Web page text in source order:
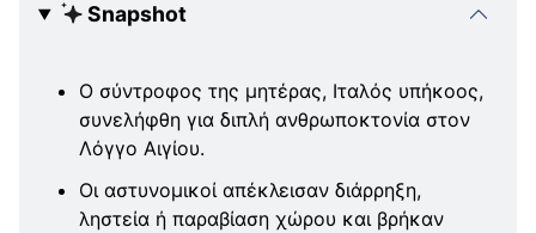
Snapshot
Ο σύντροφος της μητέρας, Ιταλός υπήκοος,
συνελήφθη για διπλή ανθρωποκτονία στον
Λόγγο Αιγίου.
Οι αστυνομικοί απέκλεισαν διάρρηξη,
ληστεία ή παραβίαση χώρου και βρήκαν